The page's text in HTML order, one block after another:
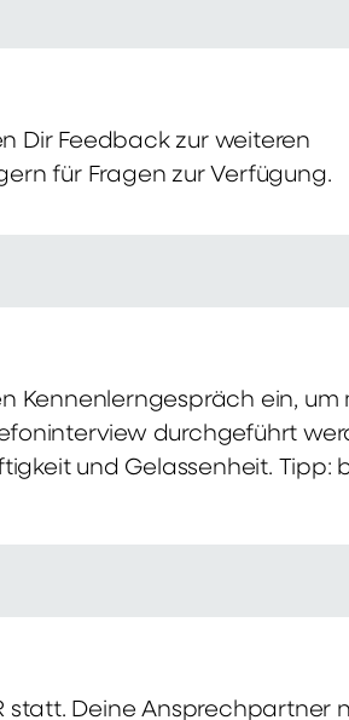
Dir Feedback zur weiteren
für Fragen zur Verfügung.
Kennenlerngespräch ein, um
durchgeführt
und Gelassenheit. Tipp:
statt. Deine Ansprechpartner